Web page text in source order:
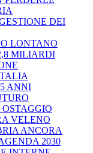
DEI
LONTANO
MILIARDI
ANNI
VELENO
ANCORA
2030